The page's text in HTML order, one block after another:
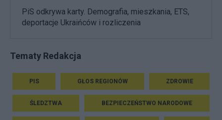
PiS odkrywa karty. Demografia, mieszkania, ETS,
deportacje Ukraińców i rozliczenia
Tematy Redakcja
PIS GŁOS REGIONÓW ZDROWIE
ŚLEDZTWA BEZPIECZEŃSTWO NARODOWE